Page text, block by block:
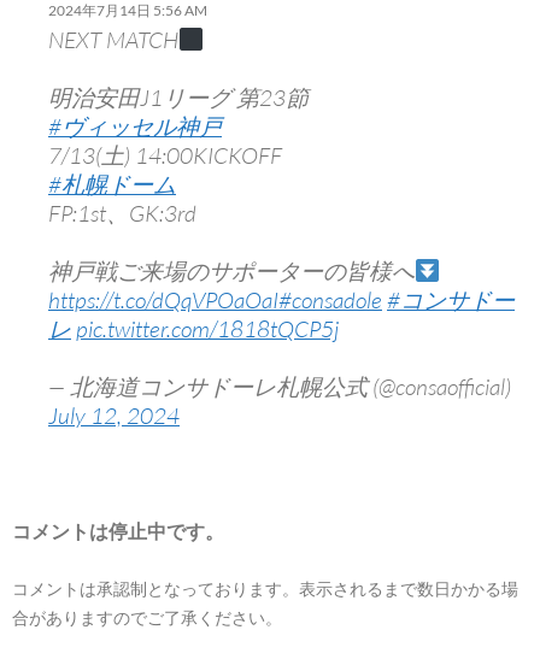
2024年7月14日 5:56 AM
NEXT MATCH
明治安田J1リーグ 第23節
#ヴィッセル神戸
7/13(土) 14:00KICKOFF
#札幌ドーム
FP:1st、GK:3rd
神戸戦ご来場のサポーターの皆様へ
https://t.co/dQqVPOaOaI#consadole #コンサドー
レ pic.twitter.com/1818tQCP5j
— 北海道コンサドーレ札幌公式 (@consaofficial)
July 12, 2024
コメントは停止中です。
コメントは承認制となっております。表示されるまで数日かかる場
合がありますのでご了承ください。